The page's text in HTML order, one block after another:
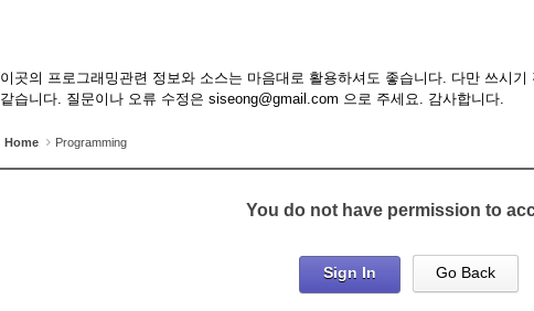
이곳의 프로그래밍관련 정보와 소스는 마음대로 활용하셔도 좋습니다. 다만 쓰시
같습니다. 질문이나 오류 수정은 siseong@gmail.com 으로 주세요. 감사합니다.
Home Programming
You do not have permission to
Sign In Go Back